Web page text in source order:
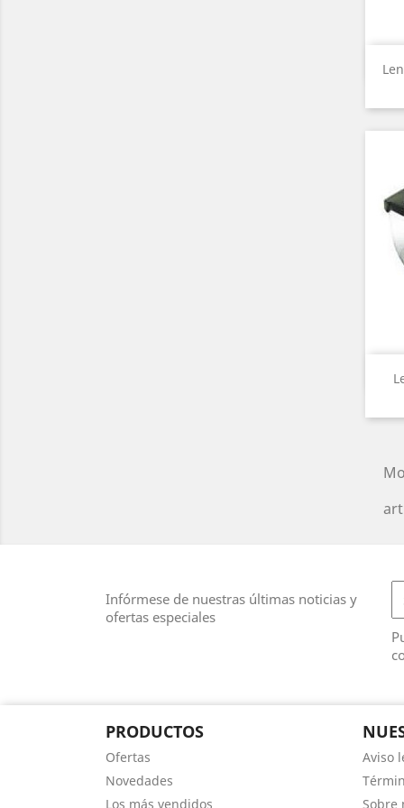
Infórmese de nuestras últimas noticias y
ofertas especiales
PRODUCTOS
Ofertas
Novedades
Los más vendidos
Aviso
Sobre